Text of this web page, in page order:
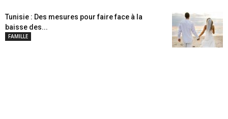
Tunisie : Des mesures pour faire face à la
baisse des...
FAMILLE